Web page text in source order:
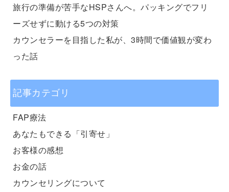
旅行の準備が苦手なHSPさんへ。パッキングでフリ
ーズせずに動ける5つの対策
カウンセラーを目指した私が、3時間で価値観が変わ
った話
記事カテゴリ
FAP療法
あなたもできる「引寄せ」
お客様の感想
お金の話
カウンセリングについて